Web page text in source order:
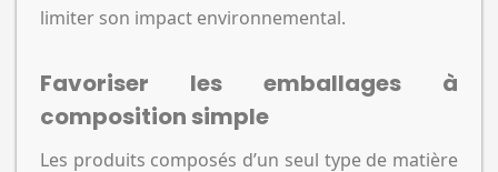
limiter son impact environnemental.
Favoriser les emballages à
composition simple
Les produits composés d’un seul type de matière